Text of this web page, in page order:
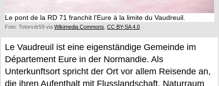
Le pont de la RD 71 franchit l'Eure à la limite du Vaudreuil.
Foto: Totorvdr59 via Wikimedia Commons CC BY-SA 4.0
Le Vaudreuil ist eine eigenständige Gemeinde im
Département Eure in der Normandie. Als
Unterkunftsort spricht der Ort vor allem Reisende an,
die ihren Aufenthalt mit Flusslandschaft, Naturraum